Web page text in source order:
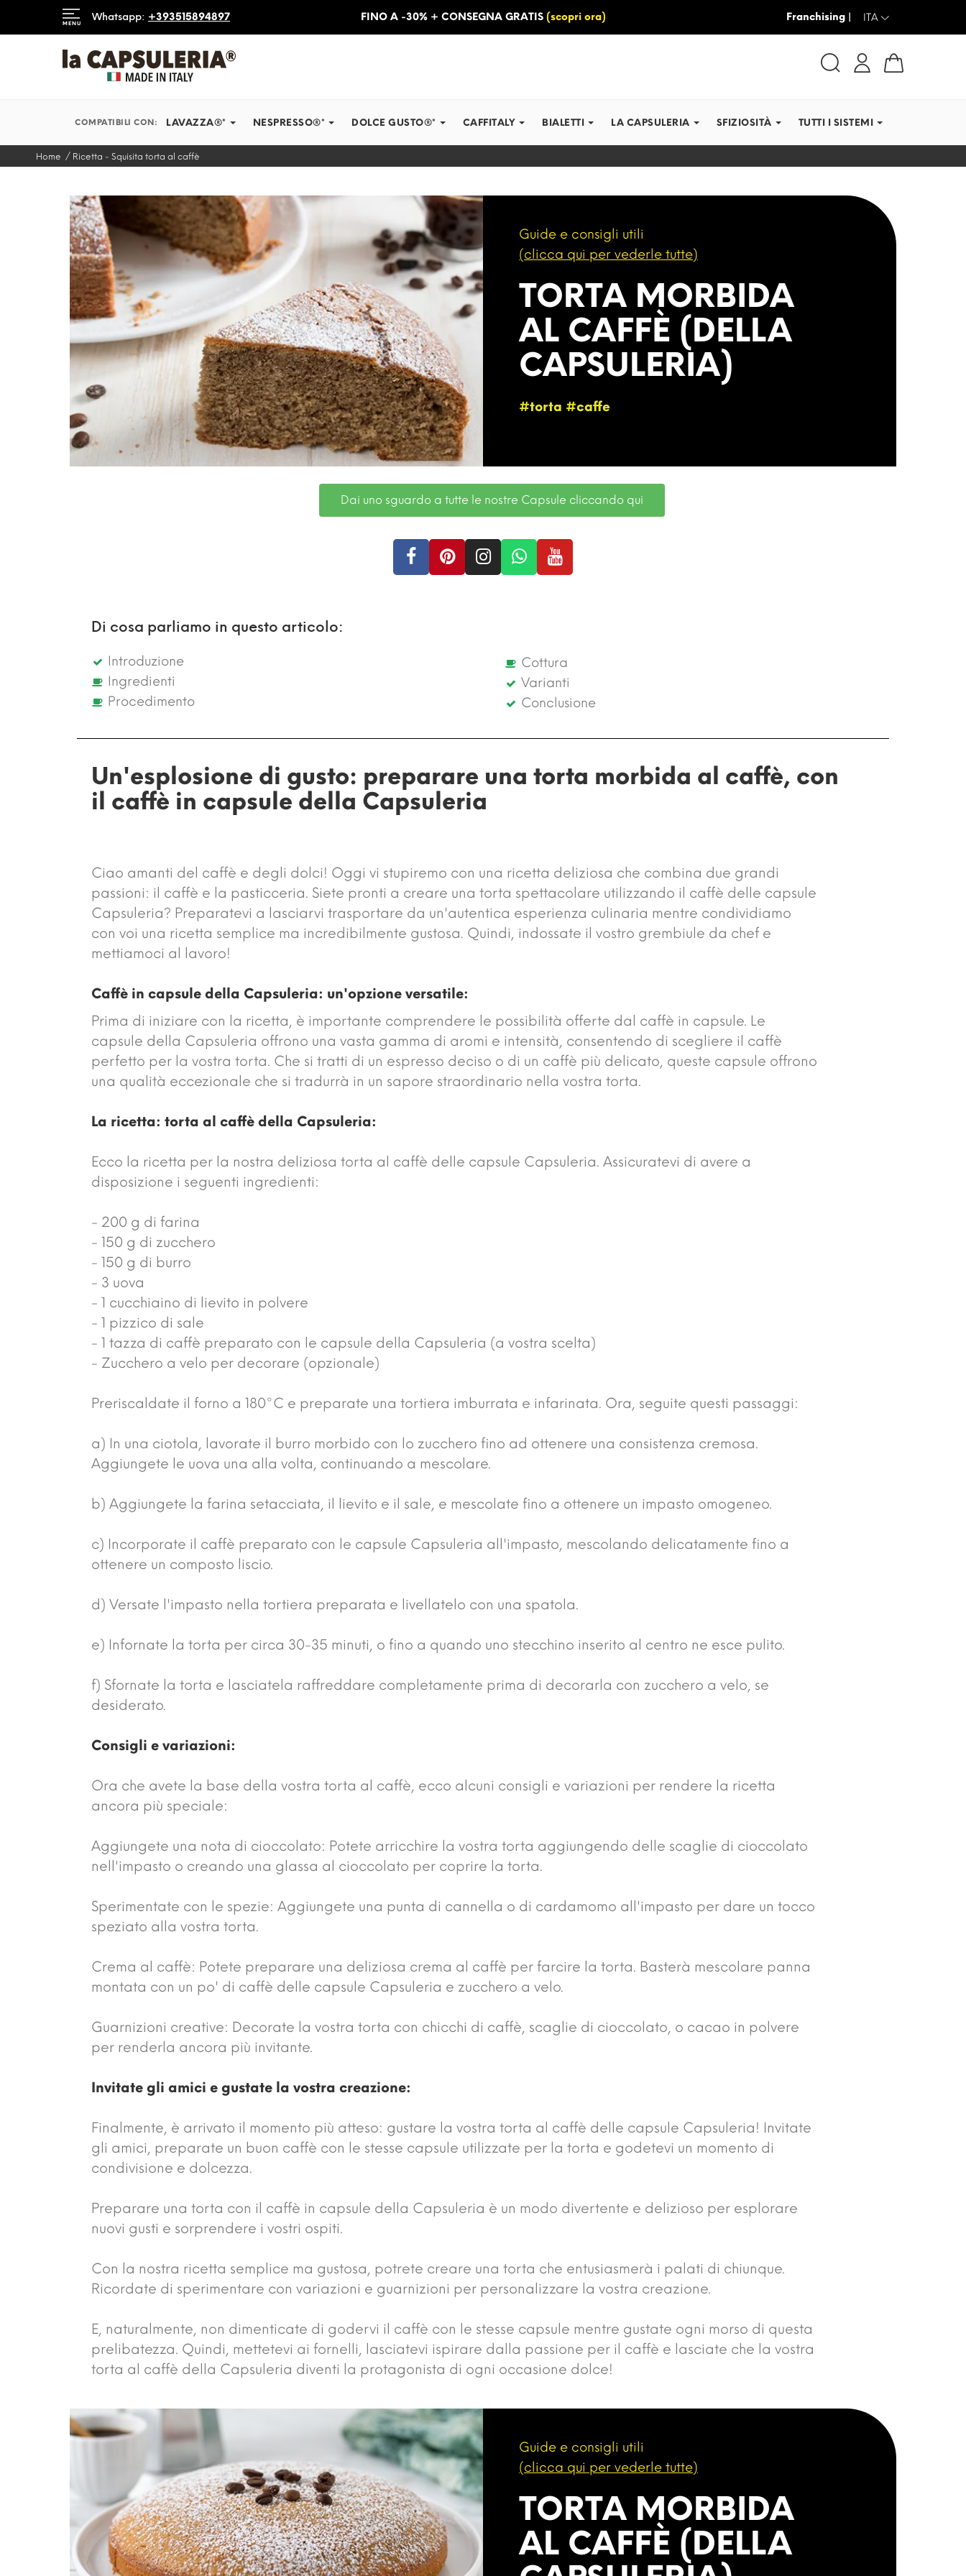
INFORMAZIONI BLOG
MENU
Whatsapp: +393515894897
IN TEMPI RECORD FINO A -30% + CONSEGNA GRATIS (scopri ora) SPEDIAMO IN TEMPI
Franchising | ITA
COMPATIBILI CON: LAVAZZA®* NESPRESSO®* DOLCE GUSTO®* CAFFITALY BIALETTI LA CAPSULERIA SFIZIOSITÀ TUTTI I SISTEMI
Home Ricetta - Squisita torta al caffè
Guide e consigli utili
(clicca qui per vederle tutte)
TORTA MORBIDA
AL CAFFÈ (DELLA
CAPSULERIA)
#torta #caffe
Dai uno sguardo a tutte le nostre Capsule cliccando qui
Di cosa parliamo in questo articolo:
Introduzione
Ingredienti
Procedimento
Cottura
Varianti
Conclusione
Un'esplosione di gusto: preparare una torta morbida al caffè, con
il caffè in capsule della Capsuleria
Ciao amanti del caffè e degli dolci! Oggi vi stupiremo con una ricetta deliziosa che combina due grandi
passioni: il caffè e la pasticceria. Siete pronti a creare una torta spettacolare utilizzando il caffè delle capsule
Capsuleria? Preparatevi a lasciarvi trasportare da un'autentica esperienza culinaria mentre condividiamo
con voi una ricetta semplice ma incredibilmente gustosa. Quindi, indossate il vostro grembiule da chef e
mettiamoci al lavoro!
Caffè in capsule della Capsuleria: un'opzione versatile:
Prima di iniziare con la ricetta, è importante comprendere le possibilità offerte dal caffè in capsule. Le
capsule della Capsuleria offrono una vasta gamma di aromi e intensità, consentendo di scegliere il caffè
perfetto per la vostra torta. Che si tratti di un espresso deciso o di un caffè più delicato, queste capsule offrono
una qualità eccezionale che si tradurrà in un sapore straordinario nella vostra torta.
La ricetta: torta al caffè della Capsuleria:
Ecco la ricetta per la nostra deliziosa torta al caffè delle capsule Capsuleria. Assicuratevi di avere a
disposizione i seguenti ingredienti:
- 200 g di farina
- 150 g di zucchero
- 150 g di burro
- 3 uova
- 1 cucchiaino di lievito in polvere
- 1 pizzico di sale
- 1 tazza di caffè preparato con le capsule della Capsuleria (a vostra scelta)
- Zucchero a velo per decorare (opzionale)
Preriscaldate il forno a 180°C e preparate una tortiera imburrata e infarinata. Ora, seguite questi passaggi:
a) In una ciotola, lavorate il burro morbido con lo zucchero fino ad ottenere una consistenza cremosa.
Aggiungete le uova una alla volta, continuando a mescolare.
b) Aggiungete la farina setacciata, il lievito e il sale, e mescolate fino a ottenere un impasto omogeneo.
c) Incorporate il caffè preparato con le capsule Capsuleria all'impasto, mescolando delicatamente fino a
ottenere un composto liscio.
d) Versate l'impasto nella tortiera preparata e livellatelo con una spatola.
e) Infornate la torta per circa 30-35 minuti, o fino a quando uno stecchino inserito al centro ne esce pulito.
f) Sfornate la torta e lasciatela raffreddare completamente prima di decorarla con zucchero a velo, se
desiderato.
Consigli e variazioni:
Ora che avete la base della vostra torta al caffè, ecco alcuni consigli e variazioni per rendere la ricetta
ancora più speciale:
Aggiungete una nota di cioccolato: Potete arricchire la vostra torta aggiungendo delle scaglie di cioccolato
nell'impasto o creando una glassa al cioccolato per coprire la torta.
Sperimentate con le spezie: Aggiungete una punta di cannella o di cardamomo all'impasto per dare un tocco
speziato alla vostra torta.
Crema al caffè: Potete preparare una deliziosa crema al caffè per farcire la torta. Basterà mescolare panna
montata con un po' di caffè delle capsule Capsuleria e zucchero a velo.
Guarnizioni creative: Decorate la vostra torta con chicchi di caffè, scaglie di cioccolato, o cacao in polvere
per renderla ancora più invitante.
Invitate gli amici e gustate la vostra creazione:
Finalmente, è arrivato il momento più atteso: gustare la vostra torta al caffè delle capsule Capsuleria! Invitate
gli amici, preparate un buon caffè con le stesse capsule utilizzate per la torta e godetevi un momento di
condivisione e dolcezza.
Preparare una torta con il caffè in capsule della Capsuleria è un modo divertente e delizioso per esplorare
nuovi gusti e sorprendere i vostri ospiti.
Con la nostra ricetta semplice ma gustosa, potrete creare una torta che entusiasmerà i palati di chiunque.
Ricordate di sperimentare con variazioni e guarnizioni per personalizzare la vostra creazione.
E, naturalmente, non dimenticate di godervi il caffè con le stesse capsule mentre gustate ogni morso di questa
prelibatezza. Quindi, mettetevi ai fornelli, lasciatevi ispirare dalla passione per il caffè e lasciate che la vostra
torta al caffè della Capsuleria diventi la protagonista di ogni occasione dolce!
Guide e consigli utili
(clicca qui per vederle tutte)
TORTA MORBIDA
AL CAFFÈ (DELLA